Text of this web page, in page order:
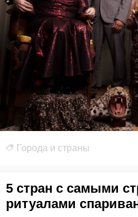
Города и страны
5 стран с самыми
ритуалами